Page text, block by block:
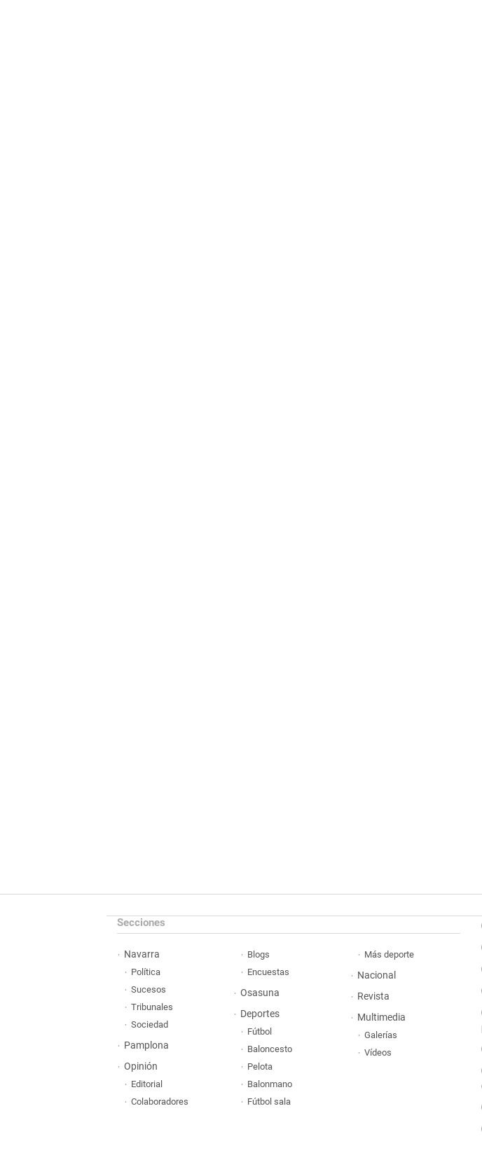
Secciones
Navarra
Política
Sucesos
Tribunales
Sociedad
Pamplona
Opinión
Editorial
Colaboradores
Blogs
Encuestas
Osasuna
Deportes
Fútbol
Baloncesto
Pelota
Balonmano
Fútbol sala
Más deporte
Nacional
Revista
Multimedia
Galerías
Vídeos